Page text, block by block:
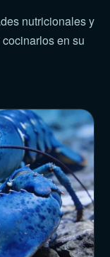
nutricionales y
en su